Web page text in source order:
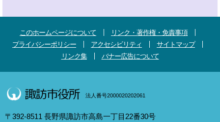
このホームページについて
リンク・著作権・免責事項
プライバシーポリシー
アクセシビリティ
サイトマップ
リンク集
バナー広告について
法人番号2000020202061
〒392-8511 長野県諏訪市高島一丁目22番30号